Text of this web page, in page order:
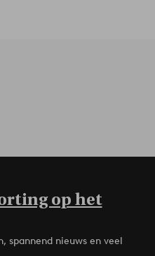
op het
spannend nieuws en veel